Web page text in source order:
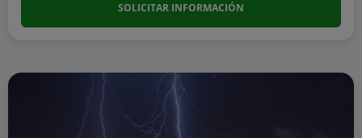
SOLICITAR INFORMACIÓN